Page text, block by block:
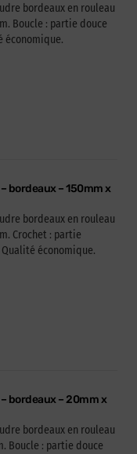
bordeaux en rouleau
Boucle : partie douce
économique.
bordeaux – 150mm x
bordeaux en rouleau
Crochet : partie
économique.
bordeaux – 20mm x
bordeaux en rouleau
Boucle : partie douce